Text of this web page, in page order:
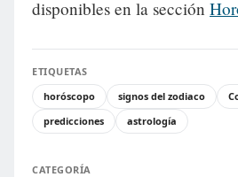
disponibles en la sección
ETIQUETAS
horóscopo
signos del zodiaco
predicciones
astrología
CATEGORÍA